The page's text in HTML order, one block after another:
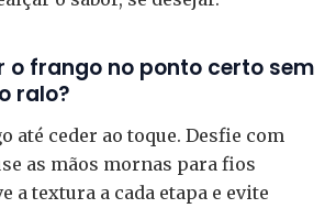
o frango no ponto certo sem
ralo?
até ceder ao toque. Desfie com
as mãos mornas para fios
a textura a cada etapa e evite